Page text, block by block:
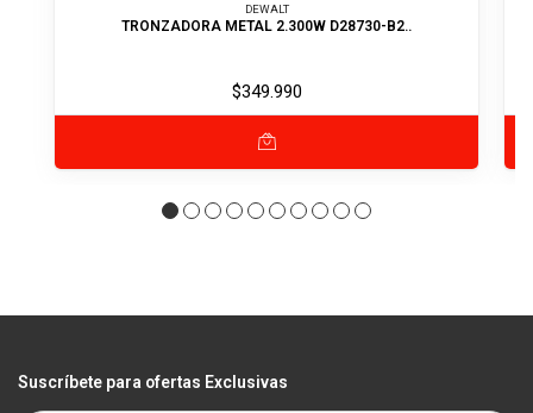
DEWALT
TRONZADORA METAL 2.300W D28730-B2..
$349.990
Suscríbete para ofertas Exclusivas